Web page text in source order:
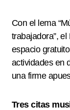
Con el lema
trabajadora”,
espacio
actividades en
una firme
Tres citas